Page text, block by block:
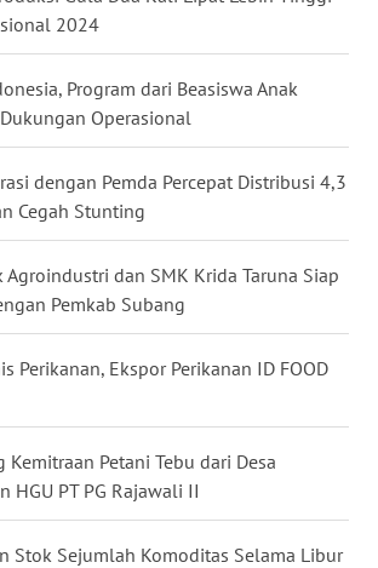
2024
Program dari Beasiswa Anak
Operasional
dengan Pemda Percepat Distribusi 4,3
Cegah Stunting
dan SMK Krida Taruna Siap
Pemkab Subang
Perikanan, Ekspor Perikanan ID FOOD
Kemitraan Petani Tebu dari Desa
HGU PT PG Rajawali II
Stok Sejumlah Komoditas Selama Libur